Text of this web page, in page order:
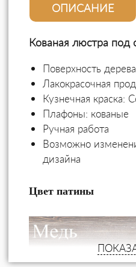
ОПИСАНИЕ
Кованая люстра под
Поверхность
Лакокрасочная
Кузнечная краска:
Плафоны: кованые
Ручная работа
Возможно
дизайна
Цвет патины